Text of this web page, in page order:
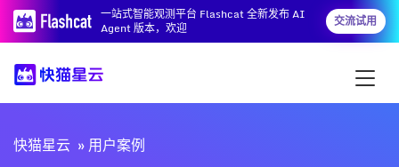
一站式智能观测平台 Flashcat 全新发布 AI
Agent 版本，欢迎
交流试用
快猫星云 用户案例